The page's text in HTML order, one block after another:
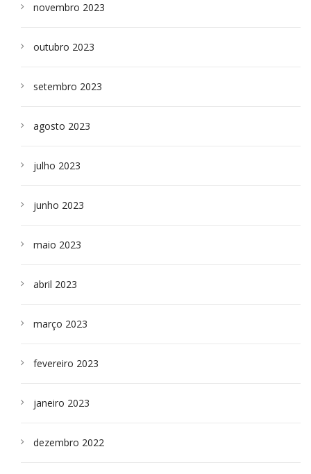
novembro 2023
outubro 2023
setembro 2023
agosto 2023
julho 2023
junho 2023
maio 2023
abril 2023
março 2023
fevereiro 2023
janeiro 2023
dezembro 2022